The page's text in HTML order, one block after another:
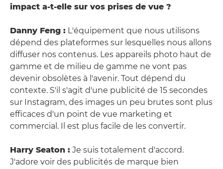
impact a-t-elle sur vos prises de vue ?
Danny Feng : L'équipement que nous utilisons
dépend des plateformes sur lesquelles nous allons
diffuser nos contenus. Les appareils photo haut de
gamme et de milieu de gamme ne vont pas
devenir obsolètes à l'avenir. Tout dépend du
contexte. S'il s'agit d'une publicité de 15 secondes
sur Instagram, des images un peu brutes sont plus
efficaces d'un point de vue marketing et
commercial. Il est plus facile de les convertir.
Harry Seaton : Je suis totalement d'accord.
J'adore voir des publicités de marque bien